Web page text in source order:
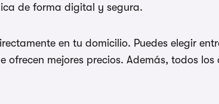
de forma digital y segura.
en tu domicilio. Puedes elegir
mejores precios. Además, todos